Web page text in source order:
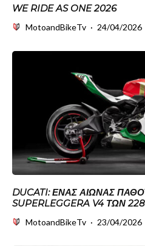
WE RIDE AS ONE 2026
MotoandBikeTv · 24/04/2026
DUCATI: ΈΝΑΣ ΑΙΏΝΑΣ
SUPERLEGGERA V4 ΤΩΝ
MotoandBikeTv · 23/04/2026